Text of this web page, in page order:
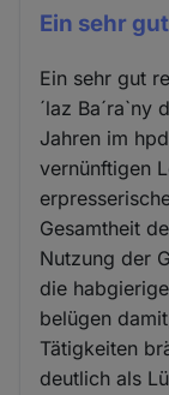
Ein sehr
Ein sehr gut
´laz
Jahren im
vernünftigen
Gesamtheit
Nutzung der
die
belügen
Tätigkeiten
deutlich als